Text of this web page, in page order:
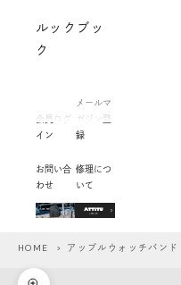
ルックブッ
ク
会員ログ
イン
メールマ
ガジン登
録
お問い合
わせ
修理につ
いて
HOME > アップルウォッチバンド